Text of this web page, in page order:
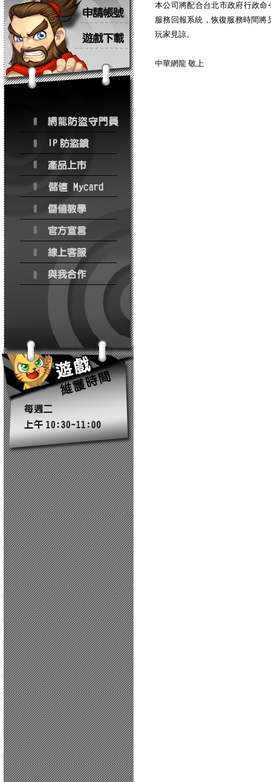
本公司將配合台北市政府行政
服務回報系統，恢復服務時間
玩家見諒。
中華網龍 敬上